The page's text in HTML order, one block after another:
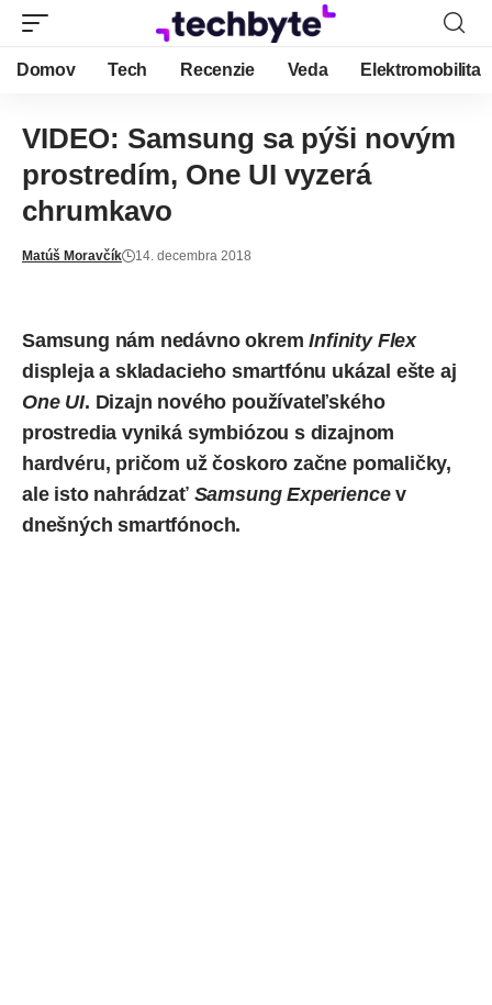
Domov Tech Recenzie Veda Elektromobilita
VIDEO: Samsung sa pýši novým
prostredím, One UI vyzerá
chrumkavo
Matúš Moravčík 14. decembra 2018
Samsung nám nedávno okremInfinity Flex
displejaaskladacieho smartfónu ukázal ešte aj
One UI. Dizajn nového používateľského
prostredia vyniká symbiózou s dizajnom
hardvéru, pričom už čoskoro začne pomaličky,
ale isto nahrádzať Samsung Experiencev
dnešných smartfónoch.